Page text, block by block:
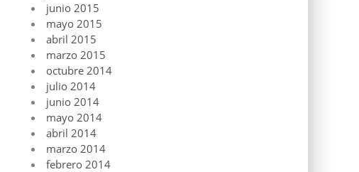
junio 2015
mayo 2015
abril 2015
marzo 2015
octubre 2014
julio 2014
junio 2014
mayo 2014
abril 2014
marzo 2014
febrero 2014